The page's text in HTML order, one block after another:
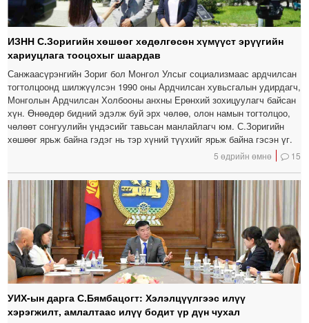
ИЗНН С.Зоригийн хөшөөг хөдөлгөсөн хүмүүст эрүүгийн
хариуцлага тооцохыг шаардав
Санжаасүрэнгийн Зориг бол Монгол Улсыг социализмаас ардчилсан
тогтолцоонд шилжүүлсэн 1990 оны Ардчилсан хувьсгалын удирдагч,
Монголын Ардчилсан Холбооны анхны Ерөнхий зохицуулагч байсан
хүн. Өнөөдөр бидний эдэлж буй эрх чөлөө, олон намын тогтолцоо,
чөлөөт сонгуулийн үндэсийг тавьсан манлайлагч юм. С.Зоригийн
хөшөөг ярьж байна гэдэг нь тэр хүний түүхийг ярьж байна гэсэн үг.
5 өдрийн өмнө 15
УИХ-ын дарга С.Бямбацогт: Хэлэлцүүлгээс илүү
хэрэгжилт, амлалтаас илүү бодит үр дүн чухал